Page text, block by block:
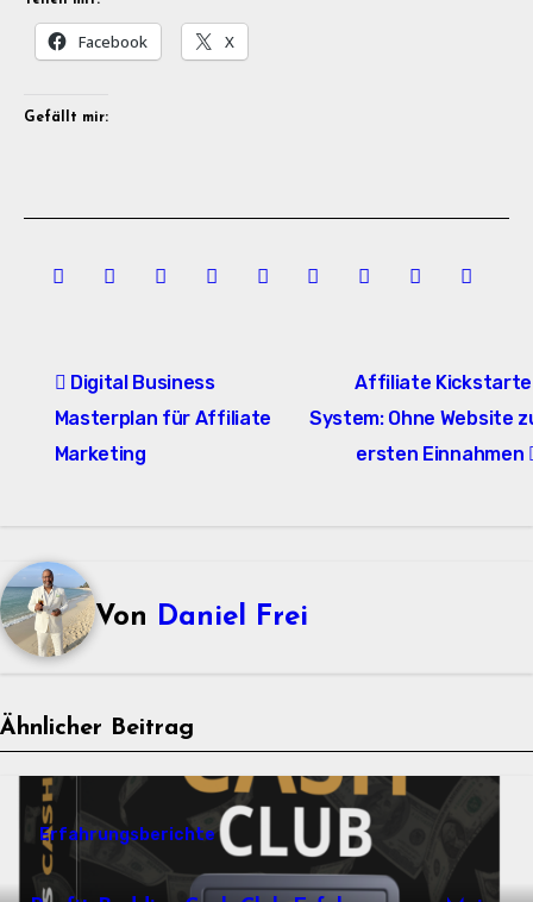
Facebook X
Gefällt mir:
Digital Business
Masterplan für Affiliate
Marketing
Affiliate
System: Ohne Website
ersten Einnahmen
Von Daniel Frei
Ähnlicher Beitrag
Erfahrungsberichte